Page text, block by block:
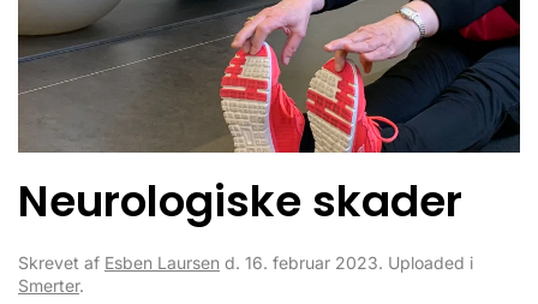
Neurologiske skader
Skrevet af Esben Laursen d. 16. februar 2023. Uploaded i
Smerter.